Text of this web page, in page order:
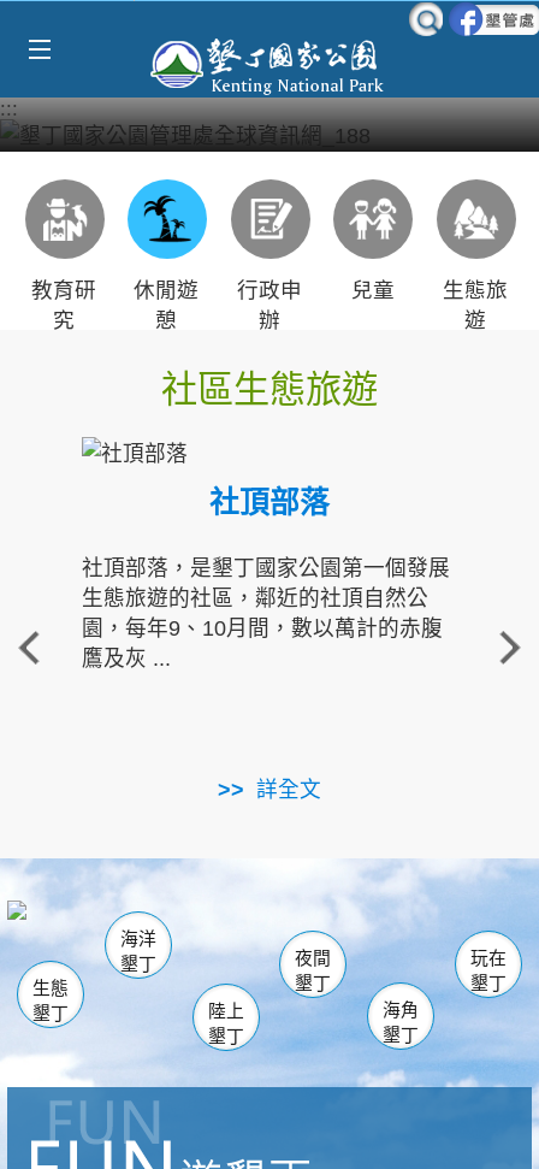
:::
教育研
究
休閒遊
憩
行政申
辦
兒童
生態旅
遊
社區生態旅遊
社頂部落
社頂部落，是墾丁國家公園第一個發展
生態旅遊的社區，鄰近的社頂自然公
園，每年9、10月間，數以萬計的赤腹
鷹及灰 ...
詳全文
重
走進
南仁湖
海生館
恆春 佳樂水
龍鑾潭自然中心 森林遊樂區
瓊麻館
關山 墾管處遊客中心
社頂公園 風吹沙
船帆石
白砂 龍磐公園
香蕉灣
砂島
鵝鑾鼻
生態
墾丁
海洋
墾丁
陸上
墾丁
夜間
墾丁
海角
墾丁
玩在
墾丁